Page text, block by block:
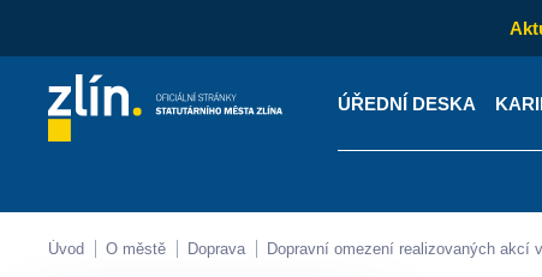
ÚŘEDNÍ DESKA
Kontakty Úřední deska
Úvod O městě Doprava Dopravní omezení realizovaných akcí